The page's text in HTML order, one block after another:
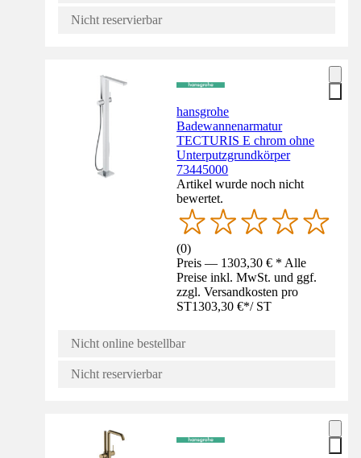
Nicht reservierbar
hansgrohe
Badewannenarmatur
TECTURIS E chrom ohne
Unterputzgrundkörper
73445000
Artikel wurde noch nicht
bewertet.
(0)
Preis — 1303,30 € * Alle
Preise inkl. MwSt. und ggf.
zzgl. Versandkosten pro
ST1303,30 €*/ ST
Nicht online bestellbar
Nicht reservierbar